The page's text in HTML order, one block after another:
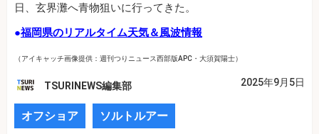
日、玄界灘へ青物狙いに行ってきた。
●福岡県のリアルタイム天気＆風波情報
（アイキャッチ画像提供：週刊つりニュース西部版APC・大須賀陽士）
TSURINEWS編集部 2025年9月5日
オフショア ソルトルアー